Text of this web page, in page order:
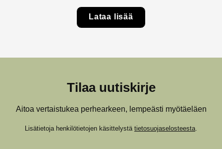
Lataa lisää
Tilaa uutiskirje
Aitoa vertaistukea perhearkeen, lempeästi myötäeläen
Lisätietoja henkilötietojen käsittelystä tietosuojaselosteesta.